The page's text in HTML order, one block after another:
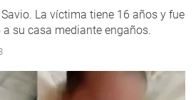
La víctima tiene 16 años y fue
a su casa mediante engaños.